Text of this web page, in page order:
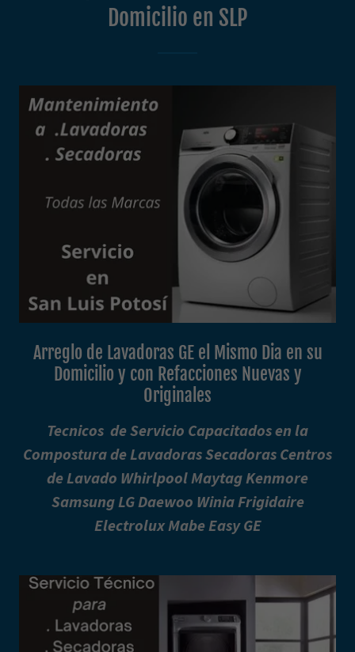
Domicilio en SLP
Arreglo de Lavadoras GE el Mismo Dia en su
Domicilio y con Refacciones Nuevas y
Originales
Tecnicos de Servicio Capacitados en la
Compostura de Lavadoras Secadoras Centros
de Lavado Whirlpool Maytag Kenmore
Samsung LG Daewoo Winia Frigidaire
Electrolux Mabe Easy GE